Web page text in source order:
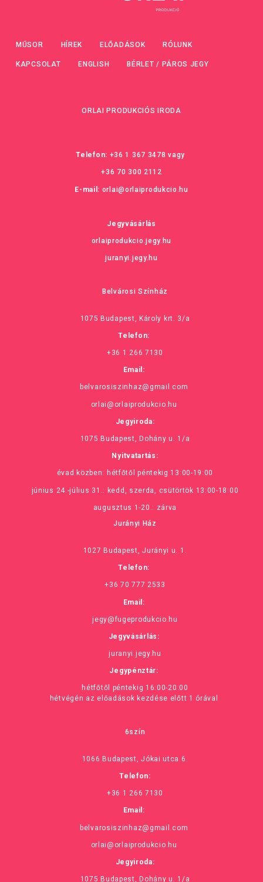
MŰSOR HÍREK ELŐADÁSOK RÓLUNK
KAPCSOLAT ENGLISH BÉRLET / PÁROS JEGY
ORLAI PRODUKCIÓS IRODA
Telefon: +36 1 367 3478 vagy
+36 70 300 2112
E-mail: orlai@orlaiprodukcio.hu
Jegyvásárlás
orlaiprodukcio.jegy.hu
juranyi.jegy.hu
Belvárosi Színház
1075 Budapest, Károly krt. 3/a
Telefon:
+36 1 266 7130
Email:
belvarosiszinhaz@gmail.com
orlai@orlaiprodukcio.hu
Jegyiroda:
1075 Budapest, Dohány u. 1/a
Nyitvatartás:
évad közben: hétfőtől péntekig 13:00-19:00
június 24.-július 31.: kedd, szerda, csütörtök 13:00-18:00
augusztus 1-20.: zárva
Jurányi Ház
1027 Budapest, Jurányi u. 1.
Telefon:
+36 70 777 2533
Email:
jegy@fugeprodukcio.hu
Jegyvásárlás:
juranyi.jegy.hu
Jegypénztár:
hétfőtől péntekig 16:00-20:00
hétvégén az előadások kezdése előtt 1 órával
6szín
1066 Budapest, Jókai utca 6.
Telefon:
+36 1 266 7130
Email:
belvarosiszinhaz@gmail.com
orlai@orlaiprodukcio.hu
Jegyiroda:
1075 Budapest, Dohány u. 1/a